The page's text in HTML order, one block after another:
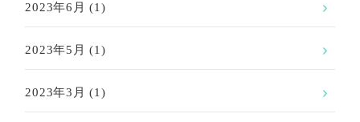
2023年6月 (1)
2023年5月 (1)
2023年3月 (1)